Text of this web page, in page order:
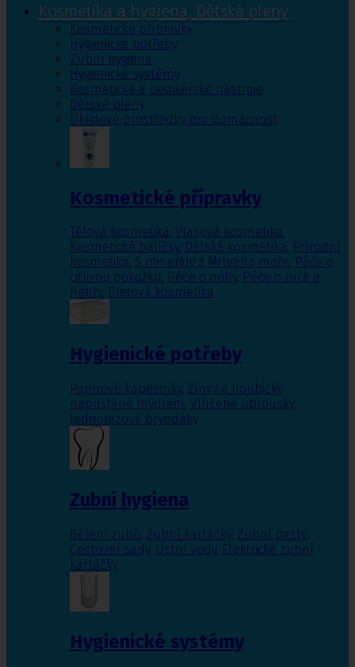
Kosmetika a hygiena, Dětské pleny
Kosmetické přípravky
Hygienické potřeby
Zubní hygiena
Hygienické systémy
Kosmetické a pedikérské nástroje
Dětské pleny
Úklidové prostředky pro domácnost
Kosmetické přípravky
Tělová kosmetika, Vlasová kosmetika,
Kosmetické balíčky, Dětská kosmetika, Přírodní
kosmetika, S minerály z Mrtvého moře, Péče o
citlivou pokožku, Péče o nohy, Péče o ruce a
nehty, Pleťová kosmetika
Hygienické potřeby
Papírové kapesníky, Žínky a houbičky
napuštěné mýdlem, Vlhčené ubrousky,
Jednorázové bryndáky
Zubní hygiena
Bělení zubů, Zubní kartáčky, Zubní pasty,
Cestovní sady, Ústní vody, Elektrické zubní
kartáčky
Hygienické systémy